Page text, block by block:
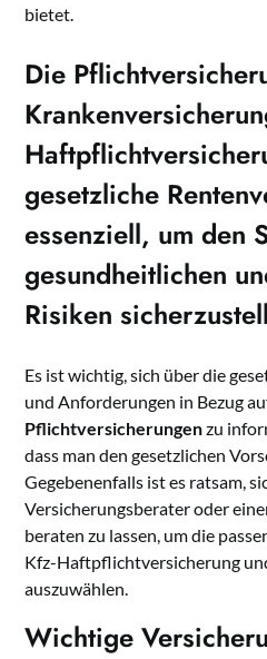
bietet.
Die
gesetzliche
essenziell, um den
gesundheitlichen
Risiken
Es ist wichtig, sich über die
und Anforderungen in Bezug
Pflichtversicherungenzu
dass man den gesetzlichen
Gegebenenfalls ist es ratsam,
Versicherungsberater oder
beraten zu lassen, um die
Kfz-Haftpflichtversicherung
auszuwählen.
Wichtige